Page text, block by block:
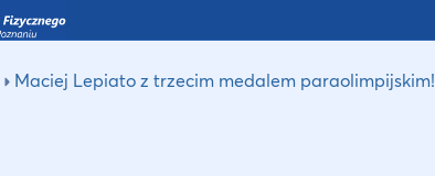
Maciej Lepiato z trzecim medalem paraolimpijskim!